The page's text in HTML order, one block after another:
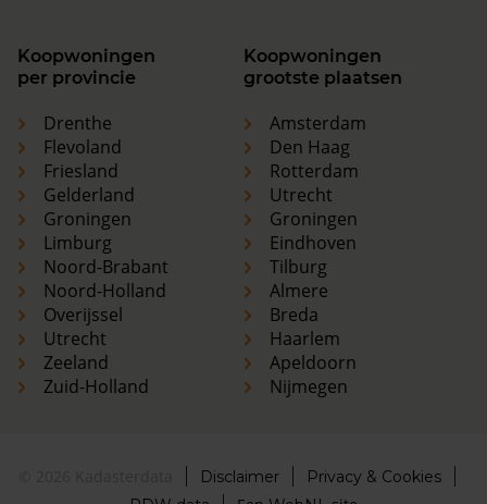
Koopwoningen
per provincie
Drenthe
Flevoland
Friesland
Gelderland
Groningen
Limburg
Noord-Brabant
Noord-Holland
Overijssel
Utrecht
Zeeland
Zuid-Holland
Koopwoningen
grootste plaatsen
Amsterdam
Den Haag
Rotterdam
Utrecht
Groningen
Eindhoven
Tilburg
Almere
Breda
Haarlem
Apeldoorn
Nijmegen
Disclaimer
Privacy & Cookies